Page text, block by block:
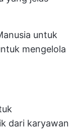
untuk
mengelola
dari karyawan